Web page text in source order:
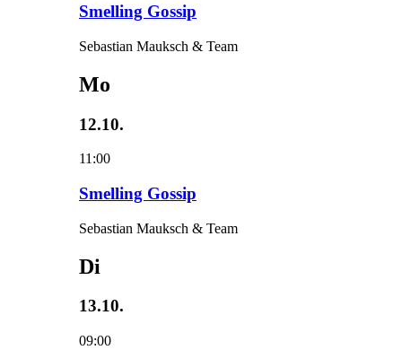
Smelling Gossip
Sebastian Mauksch & Team
Mo
12.10.
11:00
Smelling Gossip
Sebastian Mauksch & Team
Di
13.10.
09:00